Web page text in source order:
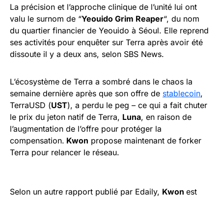
La précision et l’approche clinique de l’unité lui ont
valu le surnom de “Yeouido Grim Reaper“, du nom
du quartier financier de Yeouido à Séoul. Elle reprend
ses activités pour enquêter sur Terra après avoir été
dissoute il y a deux ans, selon SBS News.
L’écosystème de Terra a sombré dans le chaos la
semaine dernière après que son offre de stablecoin,
TerraUSD (UST), a perdu le peg – ce qui a fait chuter
le prix du jeton natif de Terra, Luna, en raison de
l’augmentation de l’offre pour protéger la
compensation. Kwon propose maintenant de forker
Terra pour relancer le réseau.
Selon un autre rapport publié par Edaily, Kwon est